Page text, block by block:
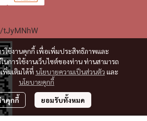
รใช้งานคุกกี้ เพื่อเพิ่มประสิทธิภาพและ
การใช้งานเว็บไซต์ของท่าน ท่านสามารถ
พิ่มเติมได้ที่ นโยบายความเป็นส่วนตัว และ
นโยบายคุกกี้
คุกกี้ ยอมรับทั้งหมด
tJyMNhW